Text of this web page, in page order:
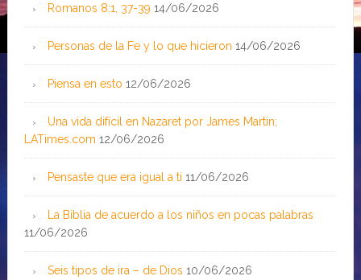
Romanos 8:1, 37-39 14/06/2026
Personas de la Fe y lo que hicieron 14/06/2026
Piensa en esto 12/06/2026
Una vida difícil en Nazaret por James Martin;
LATimes.com 12/06/2026
Pensaste que era igual a ti 11/06/2026
La Biblia de acuerdo a los niños en pocas palabras
11/06/2026
Seis tipos de ira – de Dios 10/06/2026